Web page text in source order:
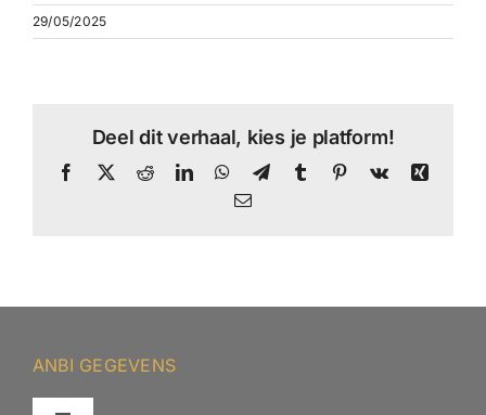
29/05/2025
Deel dit verhaal, kies je platform!
Facebook
X RedditLinkedInWhatsApp
TelegramTumblr Pinterest
Vk
Xing
E-
ANBI GEGEVENS